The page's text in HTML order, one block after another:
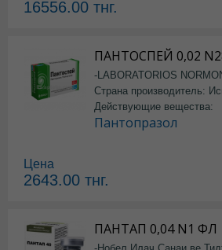
16556.00 тнг.
ПАНТОСПЕЙ 0,02
-LABORATORIOS
Страна производитель:
Действующие вещества:
Пантопразол
Цена
2643.00 тнг.
ПАНТАП 0,04 N1 ФЛ